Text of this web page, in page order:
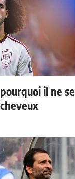
il ne se